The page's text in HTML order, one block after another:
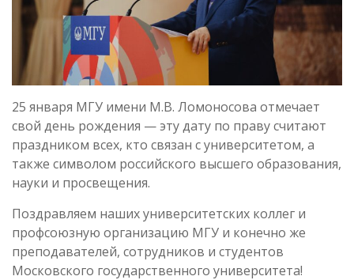
25 января МГУ имени М.В. Ломоносова отмечает
свой день рождения — эту дату по праву считают
праздником всех, кто связан с университетом, а
также символом российского высшего образования,
науки и просвещения.
Поздравляем наших университетских коллег и
профсоюзную организацию МГУ и конечно же
преподавателей, сотрудников и студентов
Московского государственного университета!